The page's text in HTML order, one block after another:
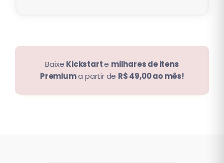
Baixe Kickstarte milhares de itens
Premiuma partir de R$ 49,00 ao mês!